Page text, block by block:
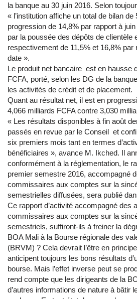
la banque au 30 juin 2016. Selon
« l’institution affiche un total de bilan
progression de 14,8% par rapport à
par la poussée des dépôts de clientèle
respectivement de 11,5% et 16,8% par
date ».
Le produit net bancaire est en hausse
FCFA, porté, selon les DG de la
les activités de crédit et de placement.
Quant au résultat net, il est en
4,066 milliards FCFA contre 3,030
« Les résultats disponibles à fin août
passés en revue par le Conseil et
six premiers mois tant en termes
bénéficiaires », avance M. Ikched. Il
conformément à la réglementation, le
premier semestre 2016, accompagné
commissaires aux comptes sur la
semestrielles diffusées, sera publié
Ce rapport d’activité accompagné des
commissaires aux comptes sur la
semestriels, suffiront-ils à freiner la
BOA Mali à la Bourse régionale des
(BRVM) ? Cela devrait l’être en
anticipent toujours les bons résultats
bourse. Mais l’effet inverse peut se
rend compte que les dirigeants de la
d’autres informations de nature à bâtir